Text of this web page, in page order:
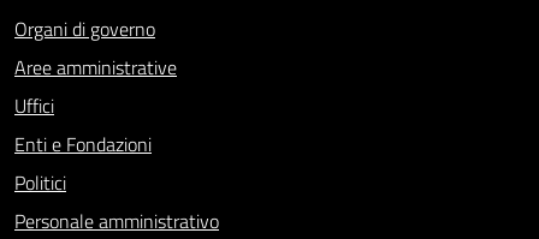
Organi di governo
Aree amministrative
Uffici
Enti e Fondazioni
Politici
Personale amministrativo